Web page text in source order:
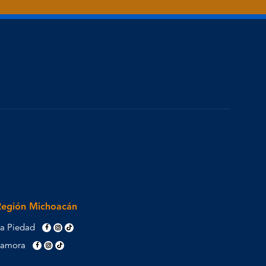
Michoacán
Piedad